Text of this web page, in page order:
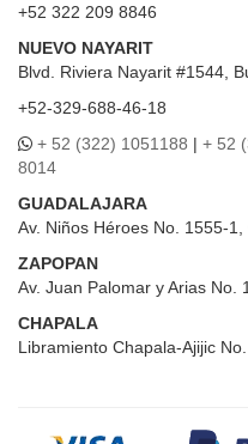
+52 322 209 8846
NUEVO NAYARIT
Blvd. Riviera Nayarit #1544,
+52-329-688-46-18
+ 52 (322) 1051188 | + 52
8014
GUADALAJARA
Av. Niños Héroes No. 1555-
ZAPOPAN
Av. Juan Palomar y Arias No.
CHAPALA
Libramiento Chapala-Ajijic